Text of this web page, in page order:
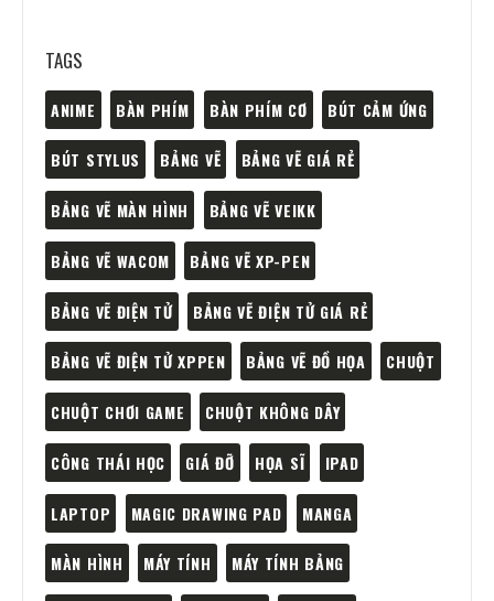
TAGS
ANIME BÀN PHÍM BÀN PHÍM CƠ BÚT CẢM ỨNG
BÚT STYLUS BẢNG VẼ BẢNG VẼ GIÁ RẺ
BẢNG VẼ MÀN HÌNH BẢNG VẼ VEIKK
BẢNG VẼ WACOM BẢNG VẼ XP-PEN
BẢNG VẼ ĐIỆN TỬ BẢNG VẼ ĐIỆN TỬ GIÁ RẺ
BẢNG VẼ ĐIỆN TỬ XPPEN BẢNG VẼ ĐỒ HỌA CHUỘT
CHUỘT CHƠI GAME CHUỘT KHÔNG DÂY
CÔNG THÁI HỌC GIÁ ĐỠ HỌA SĨ IPAD
LAPTOP MAGIC DRAWING PAD MANGA
MÀN HÌNH MÁY TÍNH MÁY TÍNH BẢNG